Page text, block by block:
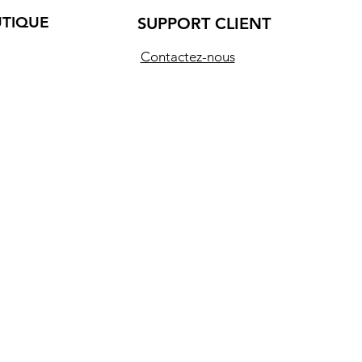
SUPPORT CLIENT
Contactez-nous